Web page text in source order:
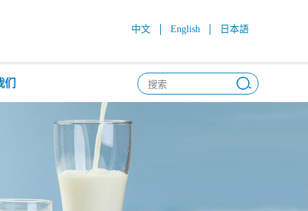
中文 English 日本語